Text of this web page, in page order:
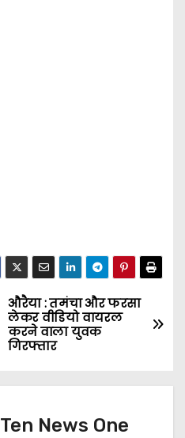
औरैया : तमंचा और फरसा
लेकर वीडियो वायरल
करने वाला युवक
गिरफ्तार
Ten News One